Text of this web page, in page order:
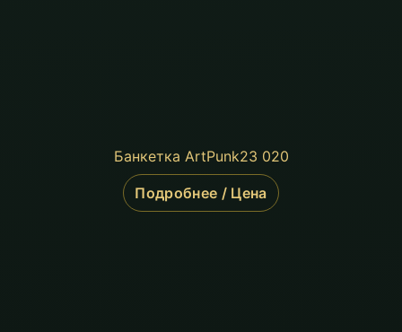
Банкетка ArtPunk23 020
Подробнее / Цена